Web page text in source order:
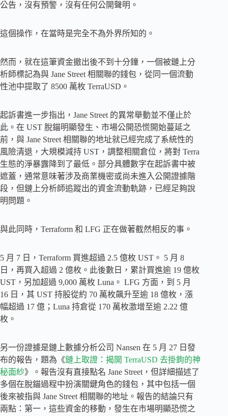
公告，沒有預警，沒有任何公開聲明。
這個操作，在當時是完全不為外界所知的。
然而，就在這筆資金撤出後不到十分鐘，一個被鏈上分
析師標記為與 Jane Street 相關聯的錢包，從同一個流動
性池中提取了 8500 萬枚 TerraUSD。
起訴書進一步指出，Jane Street 的異常舉動並不僅止於
此。在 UST 脫錨明顯發生、市場公開恐慌開始蔓延之
前，與 Jane Street 相關聯的地址就已經完成了系統性的
風險清退，大規模減持 UST，調整相關倉位，將對 Terra
生態的淨暴露降到了最低。部分具體數字在起訴書中被
遮蓋，通常意味著涉及商業機密或尚未進入公開證據階
段，但鏈上分析師追蹤出的資金流動軌跡，已經足夠說
明問題。
與此同時，Terraform 和 LFG 正在做著截然相反的事。
5 月 7 日，Terraform 買進超過 2.5 億枚 UST。 5 月 8
日，再買入超過 2 億枚。此後數日，累計買進逾 19 億枚
UST，另加超過 9,000 萬枚 Luna。 LFG 方面，到 5 月
16 日，其 UST 持股從約 70 萬枚飆升至逾 18 億枚，漲
幅超過 17 億；Luna 持倉從 170 萬枚激增至逾 2.22 億
枚。
另一份證據是鏈上數據分析公司 Nansen 在 5 月 27 日發
布的報告，題為《鏈上取證：揭開 TerraUSD 去掛鉤的神
秘面紗》。報告沒有直接點名 Jane Street，但詳細描述了
多個在脫錨過程中扮演關鍵角色的錢包，其中包括一個
後來被指與 Jane Street 相關聯的地址。報告的結論只有
兩點：第一，這些資金的移動，發生在市場明顯恐慌之